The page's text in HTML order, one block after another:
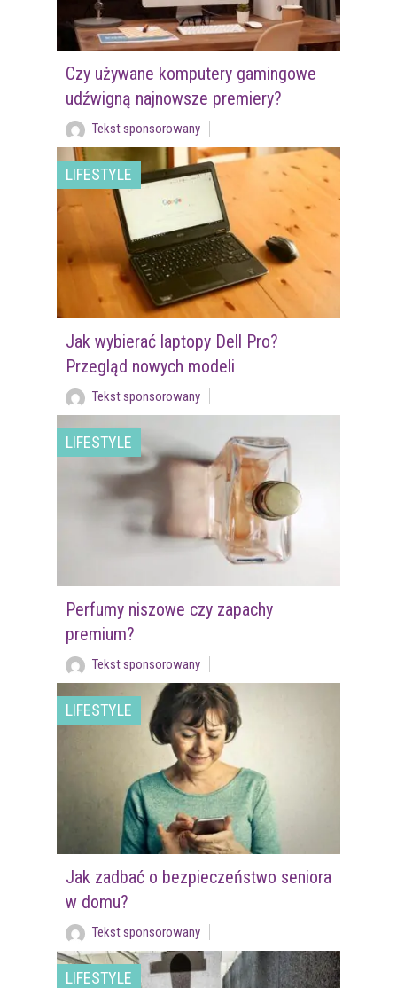
Czy używane komputery gamingowe
udźwigną najnowsze premiery?
Tekst sponsorowany
LIFESTYLE
Jak wybierać laptopy Dell Pro?
Przegląd nowych modeli
Tekst sponsorowany
LIFESTYLE
Perfumy niszowe czy zapachy
premium?
Tekst sponsorowany
LIFESTYLE
Jak zadbać o bezpieczeństwo seniora
w domu?
Tekst sponsorowany
LIFESTYLE